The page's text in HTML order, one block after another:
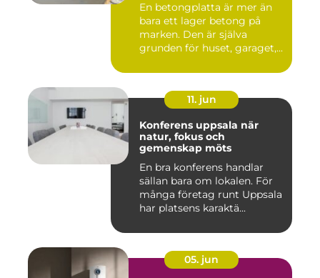
En betongplatta är mer än
bara ett lager betong på
marken. Den är själva
grunden för huset, garaget,...
11. jun
Konferens uppsala när
natur, fokus och
gemenskap möts
En bra konferens handlar
sällan bara om lokalen. För
många företag runt Uppsala
har platsens karaktä...
05. jun